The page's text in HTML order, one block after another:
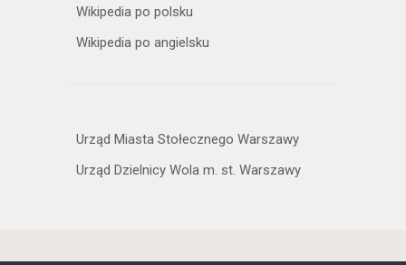
Wikipedia po polsku
Wikipedia po angielsku
Urząd Miasta Stołecznego Warszawy
Urząd Dzielnicy Wola m. st. Warszawy